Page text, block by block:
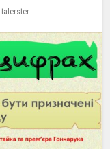
talerster